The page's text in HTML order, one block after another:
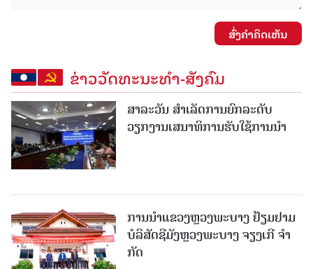
ສົ່ງຄໍາຄິດເຫັນ
ຂ່າວວັດທະນະທຳ-ສັງຄົມ
ສາລະວັນ ສໍາເລັດການຍົກລະດັບ
ວຽກງານເສນາທິການຮັບໃຊ້ການນໍາ
ການນຳແຂວງຫຼວງພະບາງ ຢ້ຽມ​ຢາມ
ບໍ​ລິ​ສັດຊີມັງຫຼວງພະບາງ ຈຽງເກີ ຈໍາ
ກັດ